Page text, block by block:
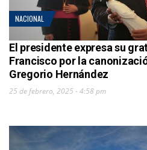
NACIONAL
El presidente expresa su
Francisco por la
Gregorio Hernández
25 de febrero, 2025 - 4:58 pm